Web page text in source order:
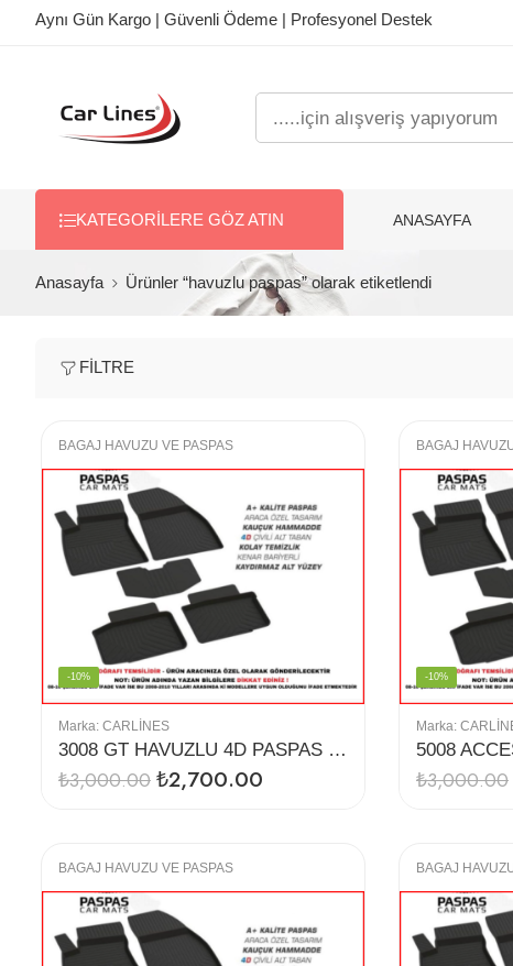
Aynı Gün Kargo | Güvenli Ödeme | Profesyonel Destek
KATEGORILERE GÖZ ATIN ANASAYFA
Anasayfa Ürünler “havuzlu paspas” olarak etiketlendi
FILTRE
BAGAJ HAVUZU VE PASPAS
Marka: CARLINES
3008 GT HAVUZLU 4D PASPAS (2016-2019)
-10%
₺3,000.00₺2,700.00
BAGAJ
Marka:
-10%
₺3,000.00
BAGAJ HAVUZU VE PASPAS BAGAJ